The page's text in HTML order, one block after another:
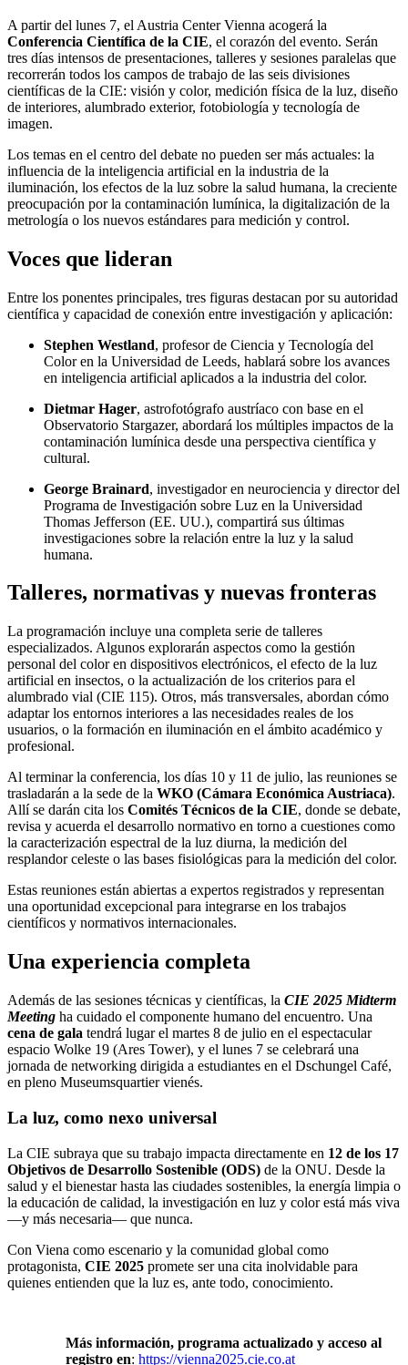
A partir del lunes 7, el Austria Center Vienna acogerá la
Conferencia Científica de la CIE, el corazón del evento. Serán
tres días intensos de presentaciones, talleres y sesiones paralelas que
recorrerán todos los campos de trabajo de las seis divisiones
científicas de la CIE: visión y color, medición física de la luz, diseño
de interiores, alumbrado exterior, fotobiología y tecnología de
imagen.
Los temas en el centro del debate no pueden ser más actuales: la
influencia de la inteligencia artificial en la industria de la
iluminación, los efectos de la luz sobre la salud humana, la creciente
preocupación por la contaminación lumínica, la digitalización de la
metrología o los nuevos estándares para medición y control.
Voces que lideran
Entre los ponentes principales, tres figuras destacan por su autoridad
científica y capacidad de conexión entre investigación y aplicación:
Stephen Westland, profesor de Ciencia y Tecnología del
Color en la Universidad de Leeds, hablará sobre los avances
en inteligencia artificial aplicados a la industria del color.
Dietmar Hager, astrofotógrafo austríaco con base en el
Observatorio Stargazer, abordará los múltiples impactos de la
contaminación lumínica desde una perspectiva científica y
cultural.
George Brainard, investigador en neurociencia y director del
Programa de Investigación sobre Luz en la Universidad
Thomas Jefferson (EE. UU.), compartirá sus últimas
investigaciones sobre la relación entre la luz y la salud
humana.
Talleres, normativas y nuevas fronteras
La programación incluye una completa serie de talleres
especializados. Algunos explorarán aspectos como la gestión
personal del color en dispositivos electrónicos, el efecto de la luz
artificial en insectos, o la actualización de los criterios para el
alumbrado vial (CIE 115). Otros, más transversales, abordan cómo
adaptar los entornos interiores a las necesidades reales de los
usuarios, o la formación en iluminación en el ámbito académico y
profesional.
Al terminar la conferencia, los días 10 y 11 de julio, las reuniones se
trasladarán a la sede de la WKO (Cámara Económica Austriaca).
Allí se darán cita los Comités Técnicos de la CIE, donde se debate,
revisa y acuerda el desarrollo normativo en torno a cuestiones como
la caracterización espectral de la luz diurna, la medición del
resplandor celeste o las bases fisiológicas para la medición del color.
Estas reuniones están abiertas a expertos registrados y representan
una oportunidad excepcional para integrarse en los trabajos
científicos y normativos internacionales.
Una experiencia completa
Además de las sesiones técnicas y científicas, la CIE 2025 Midterm
Meeting ha cuidado el componente humano del encuentro. Una
cena de gala tendrá lugar el martes 8 de julio en el espectacular
espacio Wolke 19 (Ares Tower), y el lunes 7 se celebrará una
jornada de networking dirigida a estudiantes en el Dschungel Café,
en pleno Museumsquartier vienés.
La luz, como nexo universal
La CIE subraya que su trabajo impacta directamente en 12 de los 17
Objetivos de Desarrollo Sostenible (ODS) de la ONU. Desde la
salud y el bienestar hasta las ciudades sostenibles, la energía limpia o
la educación de calidad, la investigación en luz y color está más viva
—y más necesaria— que nunca.
Con Viena como escenario y la comunidad global como
protagonista, CIE 2025 promete ser una cita inolvidable para
quienes entienden que la luz es, ante todo, conocimiento.
Más información, programa actualizado y acceso al
registro en: https://vienna2025.cie.co.at